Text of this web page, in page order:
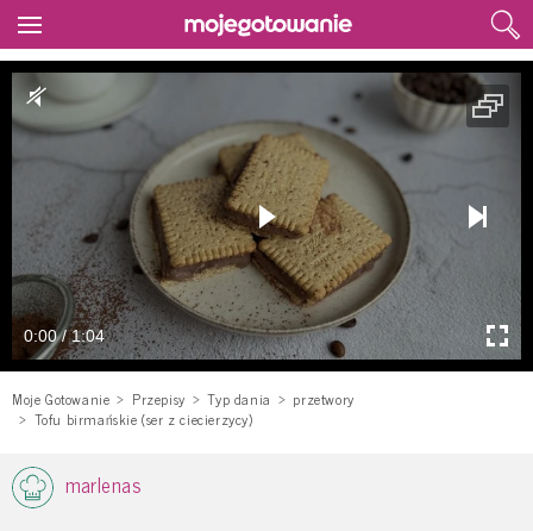
0:00 / 1:04
Moje Gotowanie Przepisy Typ dania
przetwory
Tofu birmańskie (ser z ciecierzycy)
marlenas